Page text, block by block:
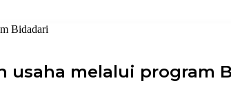
Bidadari
usaha melalui program